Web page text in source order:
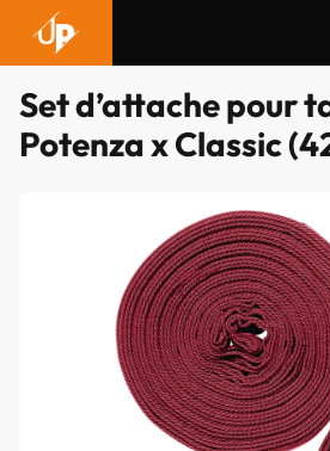
contenu
Set d’attache pour
Potenza x Classic